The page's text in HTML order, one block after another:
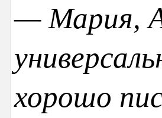
— Мария,
хорошо